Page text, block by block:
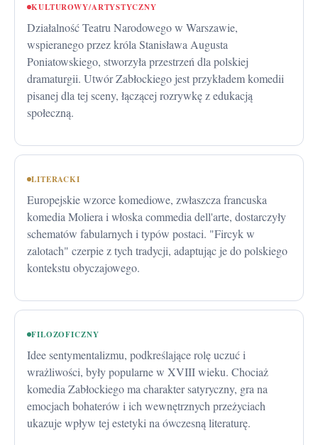
KULTUROWY/ARTYSTYCZNY
Działalność Teatru Narodowego w Warszawie,
wspieranego przez króla Stanisława Augusta
Poniatowskiego, stworzyła przestrzeń dla polskiej
dramaturgii. Utwór Zabłockiego jest przykładem komedii
pisanej dla tej sceny, łączącej rozrywkę z edukacją
społeczną.
LITERACKI
Europejskie wzorce komediowe, zwłaszcza francuska
komedia Moliera i włoska commedia dell'arte, dostarczyły
schematów fabularnych i typów postaci. "Fircyk w
zalotach" czerpie z tych tradycji, adaptując je do polskiego
kontekstu obyczajowego.
FILOZOFICZNY
Idee sentymentalizmu, podkreślające rolę uczuć i
wrażliwości, były popularne w XVIII wieku. Chociaż
komedia Zabłockiego ma charakter satyryczny, gra na
emocjach bohaterów i ich wewnętrznych przeżyciach
ukazuje wpływ tej estetyki na ówczesną literaturę.